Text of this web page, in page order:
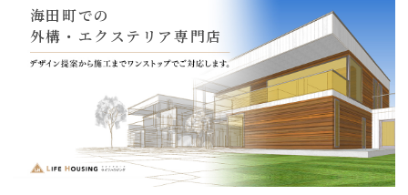
海田町での
外構・エクステリア専門店